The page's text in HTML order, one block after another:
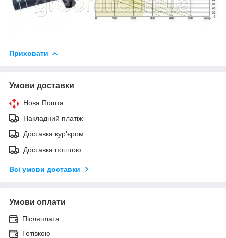
Приховати
Умови доставки
Нова Пошта
Накладний платіж
Доставка кур'єром
Доставка поштою
Всі умови доставки
Умови оплати
Післяплата
Готівкою